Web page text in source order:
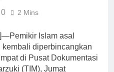
0 2 Mins
]—Pemikir Islam asal
kembali diperbincangkan
di Pusat Dokumentasi
(TIM), Jumat